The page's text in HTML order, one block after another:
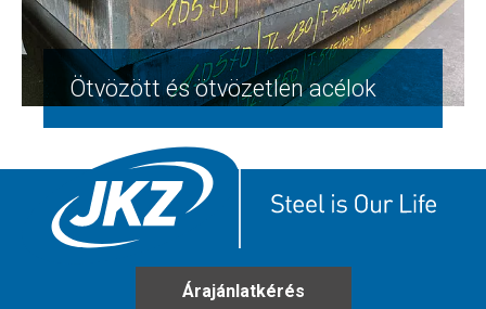
Ötvözött és ötvözetlen acélok
Árajánlatkérés